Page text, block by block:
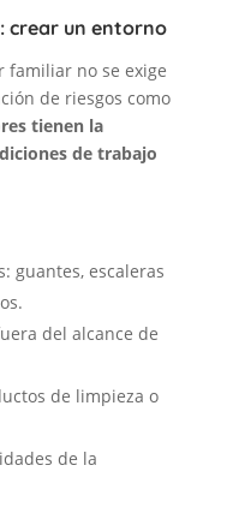
crear un entorno
familiar no se exige
de riesgos como
tienen la
de trabajo
guantes, escaleras
del alcance de
de limpieza o
de la